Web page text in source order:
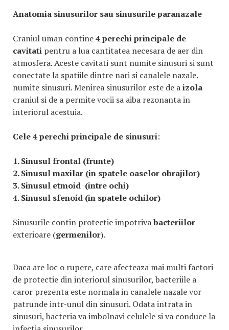
Anatomia sinusurilor sau sinusurile paranazale
Craniul uman contine4 perechi principale de
cavitati pentru a lua cantitatea necesara de aer din
atmosfera. Aceste cavitati sunt numite sinusuri si sunt
conectate la spatiile dintre nari si canalele nazale.
numite sinusuri. Menirea sinusurilor este de aizola
craniul si de a permite vocii sa aiba rezonanta in
interiorul acestuia.
Cele 4 perechi principale de sinusuri:
1. Sinusul frontal (frunte)
2. Sinusul maxilar (in spatele oaselor obrajilor)
3. Sinusul etmoid (intre ochi)
4. Sinusul sfenoid (in spatele ochilor)
Sinusurile contin protectie impotrivabacteriilor
exterioare (germenilor).
Daca are loc o rupere, care afecteaza mai multi factori
de protectie din interiorul sinusurilor, bacteriile a
caror prezenta este normala in canalele nazale vor
patrunde intr-unul din sinusuri. Odata intrata in
sinusuri, bacteria va imbolnavi celulele si va conduce la